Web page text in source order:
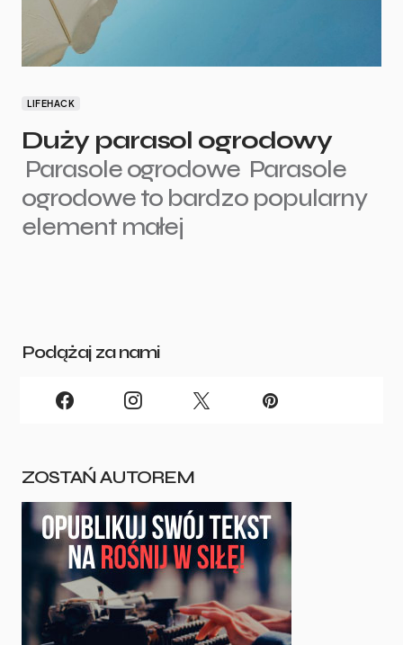
LIFEHACK
Duży parasol ogrodowy
Parasole ogrodowe Parasole
ogrodowe to bardzo popularny
element małej
Podążaj za nami
ZOSTAŃ AUTOREM